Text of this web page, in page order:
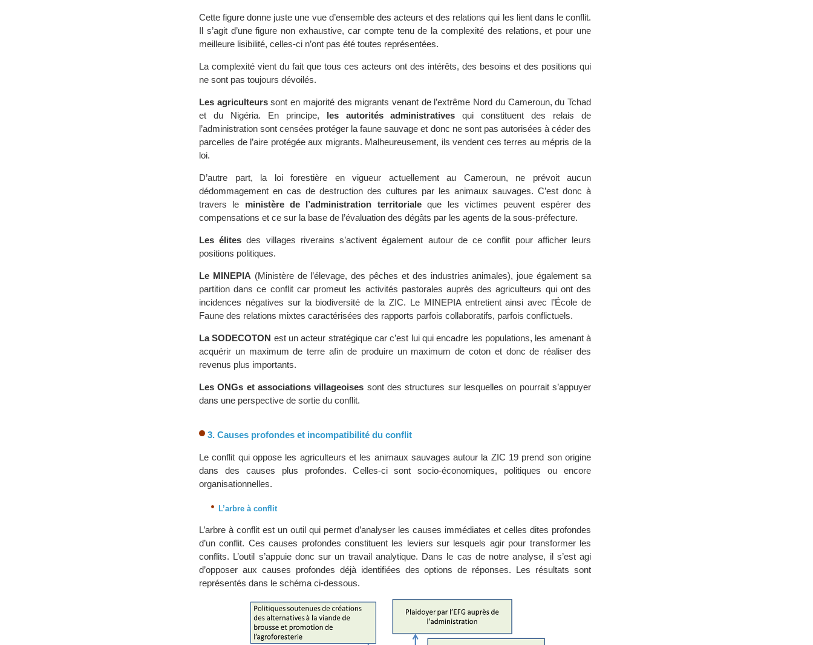
Cette figure donne juste une vue d’ensemble des acteurs et des relations qui les lient dans le conflit.
Il s’agit d’une figure non exhaustive, car compte tenu de la complexité des relations, et pour une
meilleure lisibilité, celles-ci n’ont pas été toutes représentées.
La complexité vient du fait que tous ces acteurs ont des intérêts, des besoins et des positions qui
ne sont pas toujours dévoilés.
Les agriculteurssont en majorité des migrants venant de l’extrême Nord du Cameroun, du Tchad
et du Nigéria. En principe, les autorités administratives qui constituent des relais de
l’administration sont censées protéger la faune sauvage et donc ne sont pas autorisées à céder des
parcelles de l’aire protégée aux migrants. Malheureusement, ils vendent ces terres au mépris de la
loi.
D’autre part, la loi forestière en vigueur actuellement au Cameroun, ne prévoit aucun
dédommagement en cas de destruction des cultures par les animaux sauvages. C’est donc à
travers le ministère de l’administration territorialeque les victimes peuvent espérer des
compensations et ce sur la base de l’évaluation des dégâts par les agents de la sous-préfecture.
Les élites des villages riverains s’activent également autour de ce conflit pour afficher leurs
positions politiques.
Le MINEPIA (Ministère de l’élevage, des pêches et des industries animales), joue également sa
partition dans ce conflit car promeut les activités pastorales auprès des agriculteurs qui ont des
incidences négatives sur la biodiversité de la ZIC. Le MINEPIA entretient ainsi avec l’École de
Faune des relations mixtes caractérisées des rapports parfois collaboratifs, parfois conflictuels.
La SODECOTON est un acteur stratégique car c’est lui qui encadre les populations, les amenant à
acquérir un maximum de terre afin de produire un maximum de coton et donc de réaliser des
revenus plus importants.
Les ONGs et associations villageoises sont des structures sur lesquelles on pourrait s’appuyer
dans une perspective de sortie du conflit.
3. Causes profondes et incompatibilité du conflit
Le conflit qui oppose les agriculteurs et les animaux sauvages autour la ZIC 19 prend son origine
dans des causes plus profondes. Celles-ci sont socio-économiques, politiques ou encore
organisationnelles.
L’arbre à conflit
L’arbre à conflit est un outil qui permet d’analyser les causes immédiates et celles dites profondes
d’un conflit. Ces causes profondes constituent les leviers sur lesquels agir pour transformer les
conflits. L’outil s’appuie donc sur un travail analytique. Dans le cas de notre analyse, il s’est agi
d’opposer aux causes profondes déjà identifiées des options de réponses. Les résultats sont
représentés dans le schéma ci-dessous.